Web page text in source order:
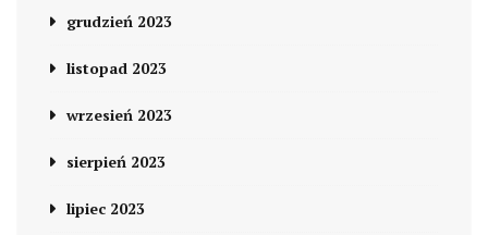
grudzień 2023
listopad 2023
wrzesień 2023
sierpień 2023
lipiec 2023